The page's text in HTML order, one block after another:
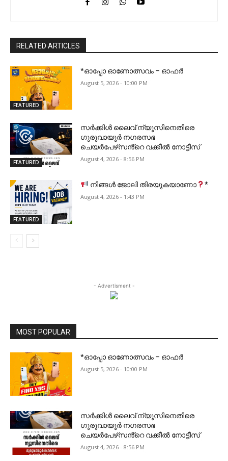
RELATED ARTICLES
FEATURED
*ഓപ്പോ ഓണോത്സവം – ഓഫർ
August 5, 2026 - 10:00 PM
FEATURED
സർക്കിൾ ലൈവ് ന്യൂസിനെതിരെ
ഗുരുവായൂർ നഗരസഭ
ചെയർപേഴ്‌സൻ്റെ വക്കീൽ നോട്ടീസ്
August 4, 2026 - 8:56 PM
FEATURED
നിങ്ങൾ ജോലി തിരയുകയാണോ *
August 4, 2026 - 1:43 PM
- Advertisment -
MOST POPULAR
*ഓപ്പോ ഓണോത്സവം – ഓഫർ
August 5, 2026 - 10:00 PM
സർക്കിൾ ലൈവ് ന്യൂസിനെതിരെ
ഗുരുവായൂർ നഗരസഭ
ചെയർപേഴ്‌സൻ്റെ വക്കീൽ നോട്ടീസ്
August 4, 2026 - 8:56 PM